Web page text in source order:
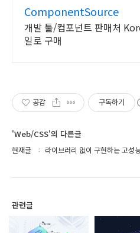
ComponentSource
개발 툴/컴포넌트 판매처
일로 구매
공감 구독하기
'Web/CSS'의 다른글
현재글 라이브러리 없이 구현하는 고
관련글